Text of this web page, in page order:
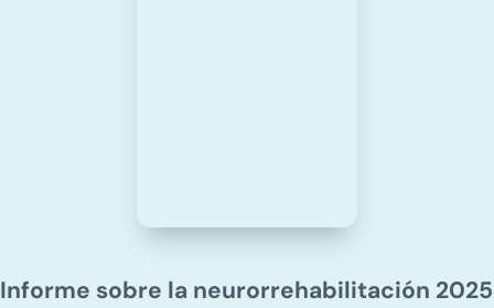
Informe sobre la neurorrehabilitación 2025